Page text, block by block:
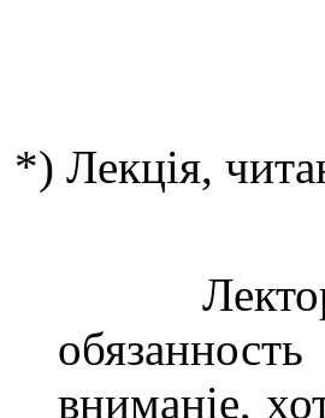
*) Лекція,
вниманіе,